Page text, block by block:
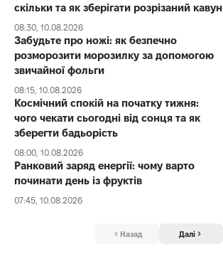
скільки та як зберігати розрізаний кавун
08:30, 10.08.2026
Забудьте про ножі: як безпечно
розморозити морозилку за допомогою
звичайної фольги
08:15, 10.08.2026
Космічний спокій на початку тижня:
чого чекати сьогодні від сонця та як
зберегти бадьорість
08:00, 10.08.2026
Ранковий заряд енергії: чому варто
починати день із фруктів
07:45, 10.08.2026
Назад Далі